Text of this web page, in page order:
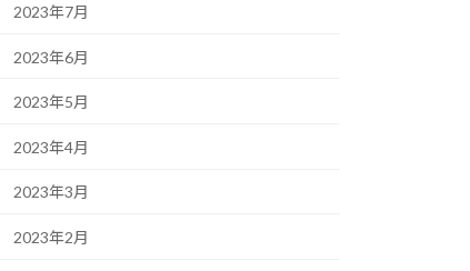
2023年7月
2023年6月
2023年5月
2023年4月
2023年3月
2023年2月